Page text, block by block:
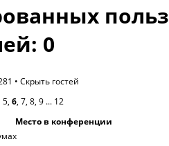
0
• Скрыть гостей
5, 6, 7, 8, 9 ... 12
Место в конференции